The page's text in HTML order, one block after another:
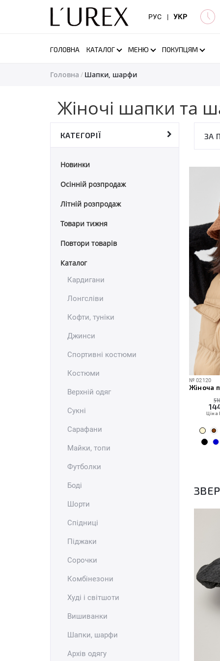
РУС | УКР
ГОЛОВНА КАТАЛОГ МЕНЮ ПОКУПЦЯМ
Головна Шапки, шарфи
Жіночі шапки та
КАТЕГОРІЇ
Новинки
Осінній розпродаж
Літній розпродаж
Товари тижня
Повтори товарів
Каталог
Кардигани
Лонгсліви
Кофти, туніки
Джинси
Спортивні костюми
Костюми
Верхній одяг
Cукні
Сарафани
Майки, топи
Футболки
Боді
Шорти
Спідниці
Піджаки
Сорочки
Комбінезони
Худі і світшоти
Вишиванки
Шапки, шарфи
Архів одягу
ЗА
№ 02120
Жіноча
Ціна